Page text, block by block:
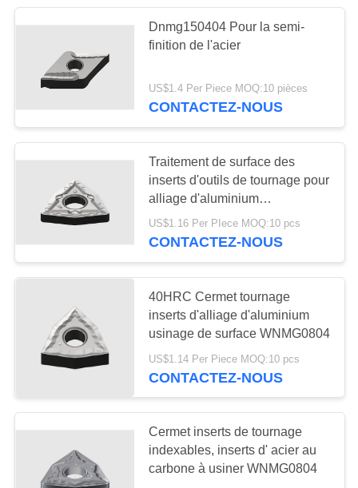
Insertions de
perceuse d'U
Outils de coupe
solides
Meules de diamant
5
Dnmg150404 Pour la semi-
finition de l'acier
US$1.4 Per Piece MOQ:10 pièces
CONTACTEZ-NOUS
Traitement de surface des
inserts d'outils de tournage pour
alliage d'aluminium
WNMG0804
US$1.16 Per PIece MOQ:10 pcs
CONTACTEZ-NOUS
40HRC Cermet tournage
inserts d'alliage d'aluminium
usinage de surface WNMG0804
US$1.14 Per Piece MOQ:10 pcs
CONTACTEZ-NOUS
Cermet inserts de tournage
indexables, inserts d' acier au
carbone à usiner WNMG0804